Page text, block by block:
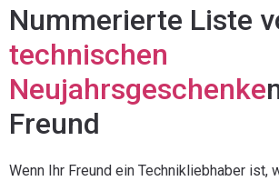
Nummerierte Liste
technischen
Neujahrsgeschenke
Freund
Wenn Ihr Freund ein Technikliebhaber ist,